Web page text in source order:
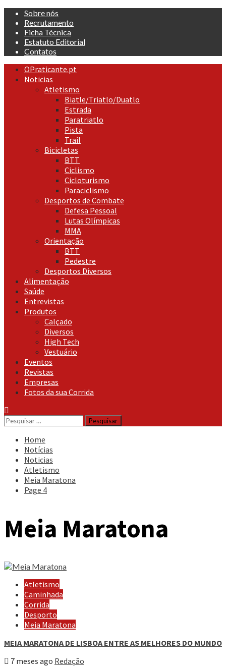
Skip
content
Sobre nós
Recrutamento
Ficha Técnica
Estatuto Editorial
Contatos
Primary
Menu
OPraticante.pt
Noticias
Atletismo
Biatle/Triatlo/Duatlo
Estrada
Paratriatlo
Pista
Trail
Bicicletas
BTT
Ciclismo
Cicloturismo
Paraciclismo
Desportos de Combate
Defesa Pessoal
Lutas Olímpicas
MMA
Orientação
BTT
Pedestre
Desportos Diversos
Alimentação
Saúde
Entrevistas
Produtos
Calçado
Diversos
High Tech
Vestuário
Eventos
Revistas
Empresas
Fotos da sua Corrida
Pesquisar
por:
Home
Notícias
Noticias
Atletismo
Meia Maratona
Page 4
Meia Maratona
Atletismo
Caminhada
Corrida
Desporto
Meia Maratona
MEIA MARATONA DE LISBOA ENTRE AS MELHORES DO MUNDO
7 meses ago Redação